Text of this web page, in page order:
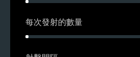
每次發射的數量